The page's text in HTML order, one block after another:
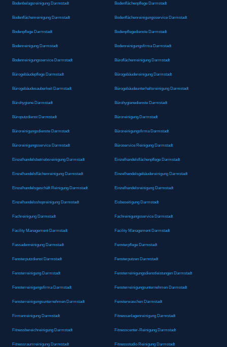
Bodenbelagsreinigung Darmstadt Bodenflächenpflege Darmstadt
Bodenflächenreinigung Darmstadt Bodenflächenreinigungsservice Darmstadt
Bodenpflege Darmstadt Bodenpflegedienste Darmstadt
Bodenreinigung Darmstadt Bodenreinigungsfirma Darmstadt
Bodenreinigungsservice Darmstadt Büroflächenreinigung Darmstadt
Bürogebäudepflege Darmstadt Bürogebäudereinigung Darmstadt
Bürogebäudesauberkeit Darmstadt Bürogebäudeunterhaltsreinigung Darmstadt
Bürohygiene Darmstadt Bürohygienedienste Darmstadt
Büroputzdienst Darmstadt Büroreinigung Darmstadt
Büroreinigungsdienste Darmstadt Büroreinigungsfirma Darmstadt
Büroreinigungsservice Darmstadt Büroservice Reinigung Darmstadt
Einzelhandelsbetriebsreinigung Darmstadt Einzelhandelsflächenpflege Darmstadt
Einzelhandelsflächenreinigung Darmstadt Einzelhandelsgebäudereinigung Darmstadt
Einzelhandelsgeschäft Reinigung Darmstadt Einzelhandelsreinigung Darmstadt
Einzelhandelsshopreinigung Darmstadt Eisbeseitigung Darmstadt
Fachreinigung Darmstadt Fachreinigungsservice Darmstadt
Facility Management Darmstadt Facility Management Darmstadt
Fassadenreinigung Darmstadt Fensterpflege Darmstadt
Fensterputzdienst Darmstadt Fensterputzen Darmstadt
Fensterreinigung Darmstadt Fensterreinigungsdienstleistungen Darmstadt
Fensterreinigungsfirma Darmstadt Fensterreinigungsunternehmen Darmstadt
Fensterreinigungsunternehmen Darmstadt Fensterwaschen Darmstadt
Firmenreinigung Darmstadt Fitnessanlagenreinigung Darmstadt
Fitnessbereichreinigung Darmstadt Fitnesscenter-Reinigung Darmstadt
Fitnessraumreinigung Darmstadt Fitnessstudio Reinigung Darmstadt